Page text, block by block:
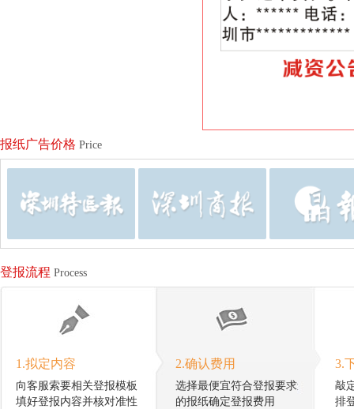
报纸广告价格 Price
登报流程 Process
1.拟定内容
向客服索要相关登报模板
填好登报内容并核对准性
2.确认费用
选择最便宜符合登报要求
的报纸确定登报费用
3.
敲
排